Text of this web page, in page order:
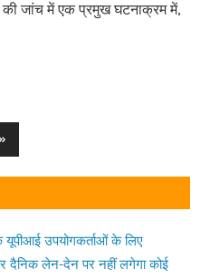
की जांच में एक प्रमुख घटनाक्रम में,
Next
»
यूपीआई उपयोगकर्ताओं के लिए
दैनिक लेन-देन पर नहीं लगेगा कोई